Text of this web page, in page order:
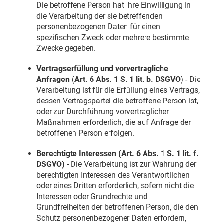
Die betroffene Person hat ihre Einwilligung in
die Verarbeitung der sie betreffenden
personenbezogenen Daten für einen
spezifischen Zweck oder mehrere bestimmte
Zwecke gegeben.
Vertragserfüllung und vorvertragliche
Anfragen (Art. 6 Abs. 1 S. 1 lit. b. DSGVO) - Die
Verarbeitung ist für die Erfüllung eines Vertrags,
dessen Vertragspartei die betroffene Person ist,
oder zur Durchführung vorvertraglicher
Maßnahmen erforderlich, die auf Anfrage der
betroffenen Person erfolgen.
Berechtigte Interessen (Art. 6 Abs. 1 S. 1 lit. f.
DSGVO) - Die Verarbeitung ist zur Wahrung der
berechtigten Interessen des Verantwortlichen
oder eines Dritten erforderlich, sofern nicht die
Interessen oder Grundrechte und
Grundfreiheiten der betroffenen Person, die den
Schutz personenbezogener Daten erfordern,